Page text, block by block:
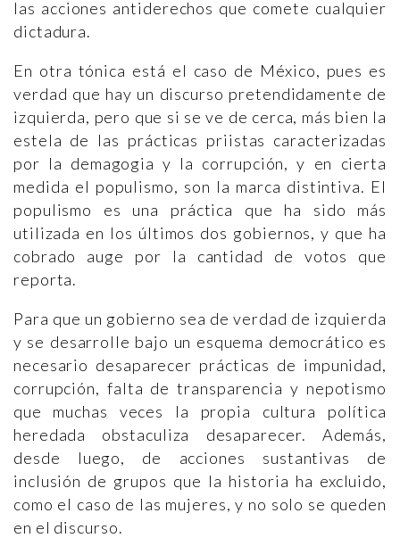
las acciones antiderechos que comete cualquier
dictadura.
En otra tónica está el caso de México, pues es
verdad que hay un discurso pretendidamente de
izquierda, pero que si se ve de cerca, más bien la
estela de las prácticas priistas caracterizadas
por la demagogia y la corrupción, y en cierta
medida el populismo, son la marca distintiva. El
populismo es una práctica que ha sido más
utilizada en los últimos dos gobiernos, y que ha
cobrado auge por la cantidad de votos que
reporta.
Para que un gobierno sea de verdad de izquierda
y se desarrolle bajo un esquema democrático es
necesario desaparecer prácticas de impunidad,
corrupción, falta de transparencia y nepotismo
que muchas veces la propia cultura política
heredada obstaculiza desaparecer. Además,
desde luego, de acciones sustantivas de
inclusión de grupos que la historia ha excluido,
como el caso de las mujeres, y no solo se queden
en el discurso.